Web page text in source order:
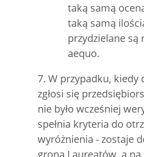
taką samą
taką samą
przydzielane są
aequo.
7. W przypadku, kiedy
zgłosi się
nie było wcześniej
spełnia kryteria do
wyróżnienia - zostaje
grona Laureatów, a